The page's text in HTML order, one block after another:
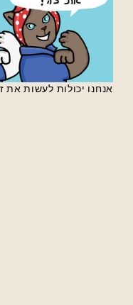
אנחנו יכולות לעשות